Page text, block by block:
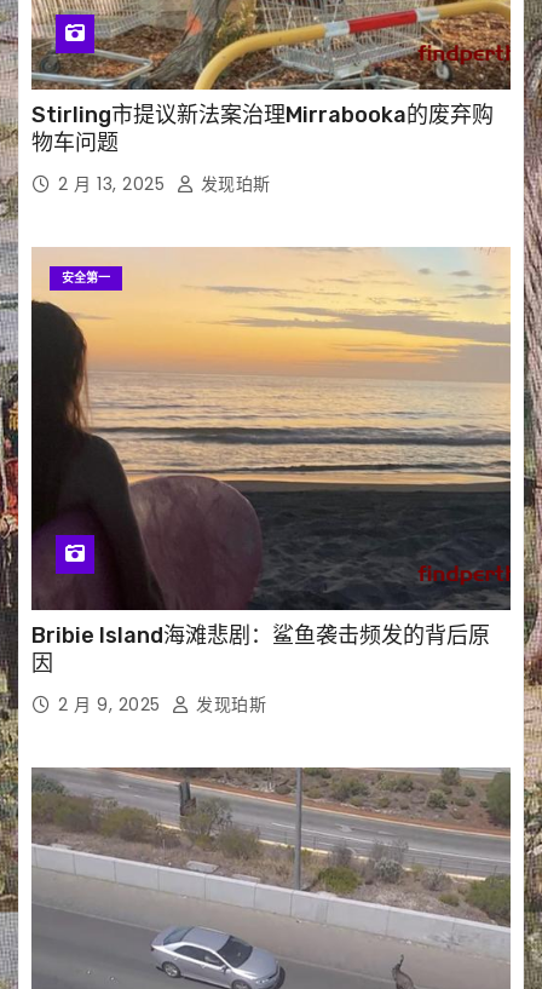
Stirling市提议新法案治理Mirrabooka的废弃购
物车问题
2 月 13, 2025 发现珀斯
安全第一
Bribie Island海滩悲剧：鲨鱼袭击频发的背后原
因
2 月 9, 2025 发现珀斯